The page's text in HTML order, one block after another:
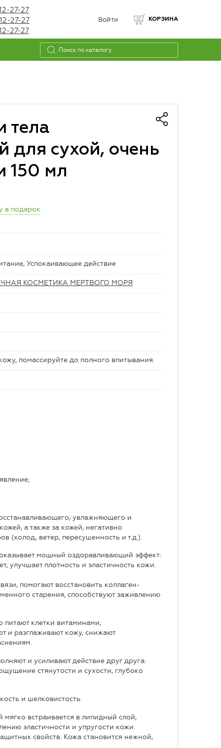
27-27
27-27
27-27
Войти КОРЗИНА
тела
для сухой, очень
150 мл
в подарок
Успокаивающее действие
КОСМЕТИКА МЕРТВОГО МОРЯ
помассируйте до полного впитывания.
увлажняющего и
а также за кожей, негативно
(холод, ветер, пересушенность и т.д.).
мощный оздоравливающий эффект:
улучшает плотность и эластичность кожи.
помогают восстановить коллаген-
старения, способствуют заживлению
питают клетки витаминами,
и разглаживают кожу, снижают
и усиливают действие друг друга:
стянутости и сухости, глубоко
и шелковистость.
встраивается в липидный слой,
эластичности и упругости кожи.
свойств. Кожа становится нежной,